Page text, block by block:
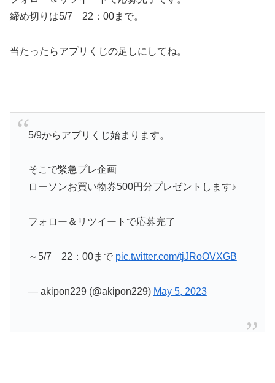
締め切りは5/7 22：00まで。
当たったらアプリくじの足しにしてね。
5/9からアプリくじ始まります。
そこで緊急プレ企画
ローソンお買い物券500円分プレゼントします♪
フォロー＆リツイートで応募完了
～5/7 22：00まで pic.twitter.com/tjJRoOVXGB
— akipon229 (@akipon229) May 5, 2023